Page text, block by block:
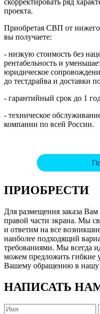
скорректировать ряд
проекта.
Приобретая СВП от
вы получаете:
- низкую стоимость без
рентабельность и
юридическое
до тестдрайва и доставки
- гарантийный срок до 1
- техническое
компании по всей России.
ПРИОБРЕСТИ
Для размещения заказа Вам
правой части экрана. Мы
и ответим на все
наиболее подходящий
требованиями. Мы всегда
можем предложить гибкие
Вашему обращению в
НАПИСАТЬ